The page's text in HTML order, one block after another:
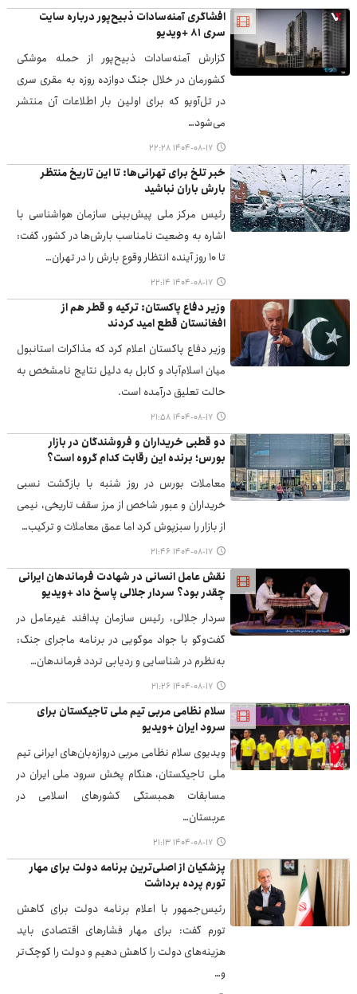
افشاگری آمنه‌سادات ذبیح‌پور درباره سایت
سری ۸۱ +ویدیو
گزارش آمنه‌سادات ذبیح‌پور از حمله موشکی
کشورمان در خلال جنگ دوازده روزه به مقری سری
در تل‌آویو که برای اولین بار اطلاعات آن منتشر
می‌شود…
۱۴۰۴-۰۸-۱۷ ۲۲:۲۸
خبر تلخ برای تهرانی‌ها: تا این تاریخ منتظر
بارش باران نباشید
رئیس مرکز ملی پیش‌بینی سازمان هواشناسی با
اشاره به وضعیت نامناسب بارش‌ها در کشور، گفت:
تا ۱۰ روز آینده انتظار وقوع بارش را در تهران…
۱۴۰۴-۰۸-۱۷ ۲۲:۱۴
وزیر دفاع پاکستان: ترکیه و قطر هم از
افغانستان قطع امید کردند
وزیر دفاع پاکستان اعلام کرد که مذاکرات استانبول
میان اسلام‌آباد و کابل به دلیل نتایج نامشخص به
حالت تعلیق درآمده است.
۱۴۰۴-۰۸-۱۷ ۲۱:۵۸
دو قطبی خریداران و فروشندگان در بازار
بورس؛ برنده این رقابت کدام گروه است؟
معاملات بورس در روز شنبه با بازگشت نسبی
خریداران و عبور شاخص از مرز سقف تاریخی، نیمی
از بازار را سبزپوش کرد اما عمق معاملات و ترکیب…
۱۴۰۴-۰۸-۱۷ ۲۱:۴۶
نقش عامل انسانی در شهادت فرماندهان ایرانی
چقدر بود؟ سردار جلالی پاسخ داد +ویدیو
سردار جلالی، رئیس سازمان پدافند غیرعامل در
گفت‌وگو با جواد موگویی در برنامه ماجرای جنگ:
به‌نظرم در شناسایی و ردیابی تردد فرماندهان…
۱۴۰۴-۰۸-۱۷ ۲۱:۲۶
سلام نظامی مربی تیم ملی تاجیکستان برای
سرود ایران +ویدیو
ویدیوی سلام نظامی مربی دروازه‌بان‌های ایرانی تیم
ملی تاجیکستان، هنگام پخش سرود ملی ایران در
مسابقات همبستگی کشورهای اسلامی در
عربستان…
۱۴۰۴-۰۸-۱۷ ۲۱:۱۳
پزشکیان از اصلی‌ترین برنامه دولت برای مهار
تورم پرده برداشت
رئیس‌جمهور با اعلام برنامه دولت برای کاهش
تورم گفت: برای مهار فشارهای اقتصادی باید
هزینه‌های دولت را کاهش دهیم و دولت را کوچک‌تر
و…